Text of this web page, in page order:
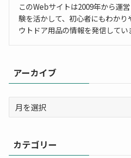
このWebサイトは2009年から運
験を活かして、初心者にもわかり
ウトドア用品の情報を発信してい
アーカイブ
ー
ブ
カテゴリー